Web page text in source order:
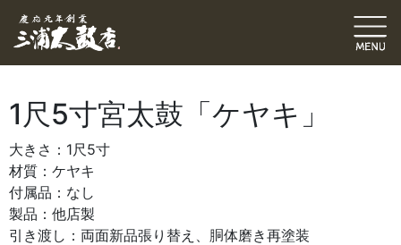
1尺5寸宮太鼓「ケヤキ」
大きさ：1尺5寸
材質：ケヤキ
付属品：なし
製品：他店製
引き渡し：両面新品張り替え、胴体磨き再塗装